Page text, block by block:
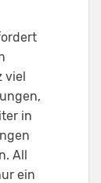
viel
in
All
ein